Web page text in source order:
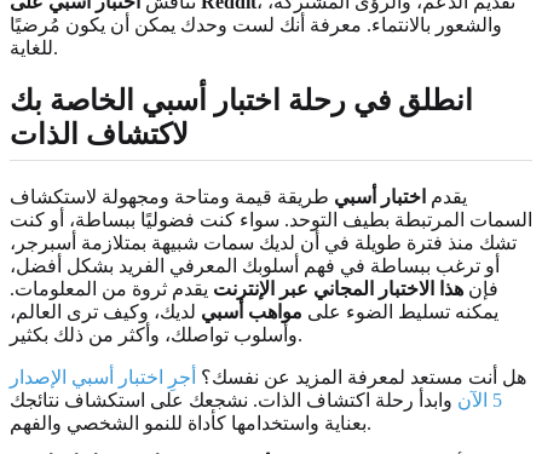
والشعور بالانتماء. معرفة أنك لست وحدك يمكن أن يكون مُرضيًا
للغاية.
انطلق في رحلة اختبار أسبي الخاصة بك
لاكتشاف الذات
يقدم اختبار أسبي طريقة قيمة ومتاحة ومجهولة لاستكشاف
السمات المرتبطة بطيف التوحد. سواء كنت فضوليًا ببساطة، أو كنت
تشك منذ فترة طويلة في أن لديك سمات شبيهة بمتلازمة أسبرجر،
أو ترغب ببساطة في فهم أسلوبك المعرفي الفريد بشكل أفضل،
فإن هذا الاختبار المجاني عبر الإنترنت يقدم ثروة من المعلومات.
يمكنه تسليط الضوء على مواهب أسبي لديك، وكيف ترى العالم،
وأسلوب تواصلك، وأكثر من ذلك بكثير.
هل أنت مستعد لمعرفة المزيد عن نفسك؟ أجرِ اختبار أسبي الإصدار
5 الآن
وابدأ رحلة اكتشاف الذات. نشجعك على استكشاف نتائجك
بعناية واستخدامها كأداة للنمو الشخصي والفهم.